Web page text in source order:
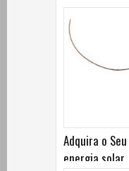
Adquira o
energia solar